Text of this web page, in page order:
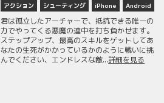
アクション シューティング iPhone Android
君は孤立したアーチャーで、抵抗できる唯一の
力でやってくる悪魔の連中を打ち負かせます。
ステップアップ、最高のスキルをゲットしてあ
なたの生死がかかっているかのように戦いに挑
んでください、エンドレスな敵...詳細を見る